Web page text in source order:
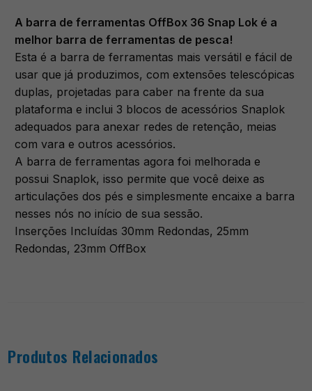
A barra de ferramentas OffBox 36 Snap Lok é a
melhor barra de ferramentas de pesca!
Esta é a barra de ferramentas mais versátil e fácil de
usar que já produzimos, com extensões telescópicas
duplas, projetadas para caber na frente da sua
plataforma e inclui 3 blocos de acessórios Snaplok
adequados para anexar redes de retenção, meias
com vara e outros acessórios.
A barra de ferramentas agora foi melhorada e
possui Snaplok, isso permite que você deixe as
articulações dos pés e simplesmente encaixe a barra
nesses nós no início de sua sessão.
Inserções Incluídas 30mm Redondas, 25mm
Redondas, 23mm OffBox
Produtos Relacionados